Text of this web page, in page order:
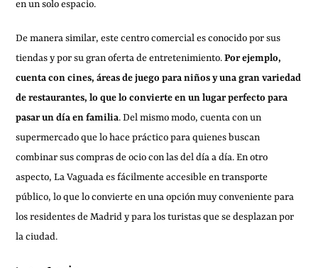
en un solo espacio.
De manera similar, este centro comercial es conocido por sus
tiendas y por su gran oferta de entretenimiento.Por ejemplo,
cuenta con cines, áreas de juego para niños y una gran variedad
de restaurantes, lo que lo convierte en un lugar perfecto para
pasar un día en familia. Del mismo modo, cuenta con un
supermercado que lo hace práctico para quienes buscan
combinar sus compras de ocio con las del día a día. En otro
aspecto, La Vaguada es fácilmente accesible en transporte
público, lo que lo convierte en una opción muy conveniente para
los residentes de Madrid y para los turistas que se desplazan por
la ciudad.